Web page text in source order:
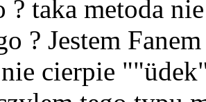
? taka metoda
? Jestem
cierpie